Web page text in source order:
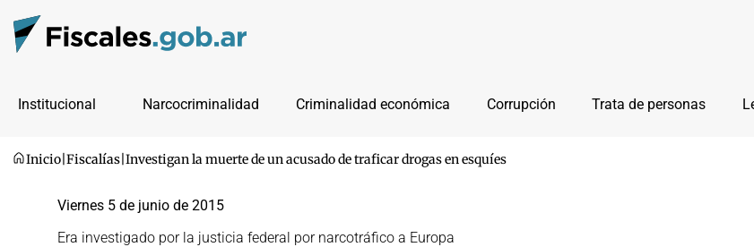
Institucional Narcocriminalidad Criminalidad económica Corrupción Trata de personas
Inicio Fiscalías Investigan la muerte de un acusado de traficar drogas en esquíes
Viernes 5 de junio de 2015
Era investigado por la justicia federal por narcotráfico a Europa